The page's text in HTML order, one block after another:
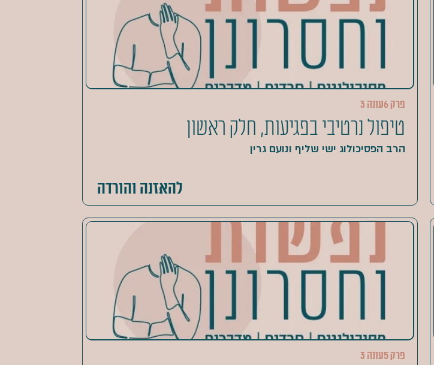
פרק 6 עונה 3
טיפול נרטיבי בפגיעות, חלק ראשון
הרב הפסיכולוג ישי שליף ונועם גרין
להאזנה והורדה
פרק 5 עונה 3